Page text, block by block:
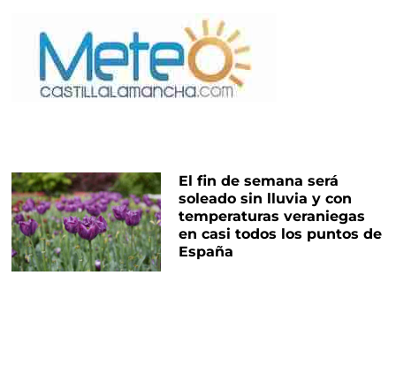
El fin de semana será
soleado sin lluvia y con
temperaturas veraniegas
en casi todos los puntos de
España